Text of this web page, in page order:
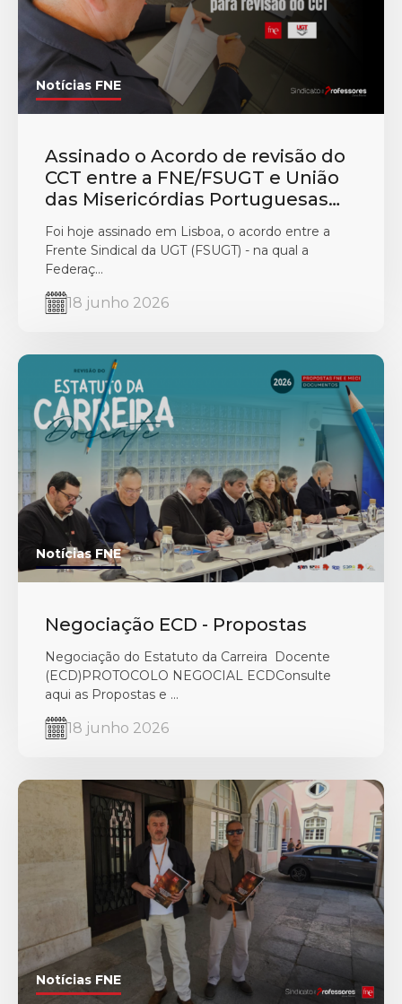
Notícias FNE
Assinado o Acordo de revisão do
CCT entre a FNE/FSUGT e União
das Misericórdias Portuguesas
(UMP)
Foi hoje assinado em Lisboa, o acordo entre a
Frente Sindical da UGT (FSUGT) - na qual a
Federaç...
18 junho 2026
Notícias FNE
Negociação ECD - Propostas
Negociação do Estatuto da Carreira Docente
(ECD)PROTOCOLO NEGOCIAL ECDConsulte
aqui as Propostas e ...
18 junho 2026
Notícias FNE